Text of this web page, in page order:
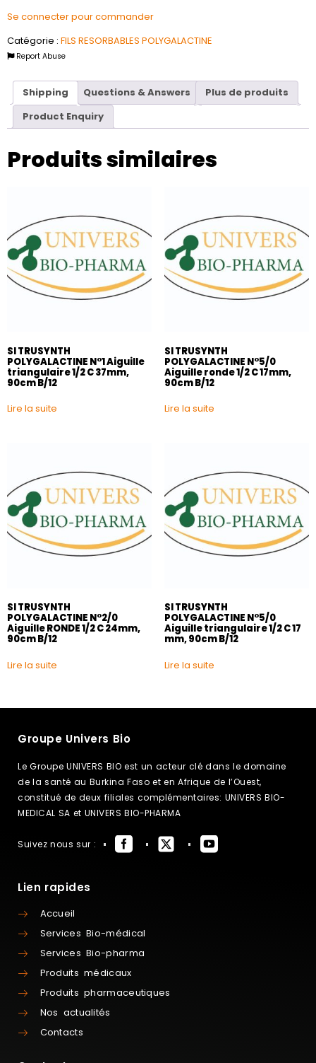
Se connecter pour commander
Catégorie : FILS RESORBABLES POLYGALACTINE
Report Abuse
Shipping Questions & Answers
Plus de produits
Product Enquiry
Produits similaires
SI TRUSYNTH
POLYGALACTINE N°1 Aiguille
triangulaire 1/2 C 37mm,
90cm B/12
Lire la suite
SI TRUSYNTH
POLYGALACTINE N°5/0
Aiguille ronde 1/2 C 17mm,
90cm B/12
Lire la suite
SI TRUSYNTH
POLYGALACTINE N°2/0
Aiguille RONDE 1/2 C 24mm,
90cm B/12
Lire la suite
SI TRUSYNTH
POLYGALACTINE N°5/0
Aiguille triangulaire 1/2 C 17
mm, 90cm B/12
Lire la suite
Groupe Univers Bio
Le Groupe UNIVERS BIO est un acteur clé dans le domaine
de la santé au Burkina Faso et en Afrique de l’Ouest,
constitué de deux filiales complémentaires: UNIVERS BIO-
MEDICAL SA et UNIVERS BIO-PHARMA
Suivez nous sur :
Lien rapides
Accueil
Services Bio-médical
Services Bio-pharma
Produits médicaux
Produits pharmaceutiques
Nos actualités
Contacts